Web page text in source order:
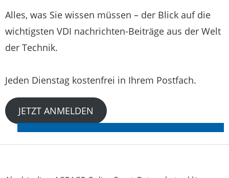
Alles, was Sie wissen müssen – der Blick auf die
wichtigsten VDI nachrichten-Beiträge aus der Welt
der Technik.
Jeden Dienstag kostenfrei in Ihrem Postfach.
JETZT ANMELDEN